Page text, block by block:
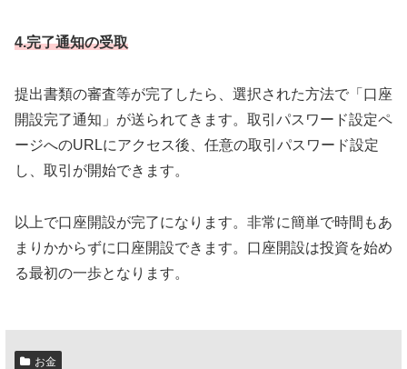
4.完了通知の受取
提出書類の審査等が完了したら、選択された方法で「口座
開設完了通知」が送られてきます。取引パスワード設定ペ
ージへのURLにアクセス後、任意の取引パスワード設定
し、取引が開始できます。
以上で口座開設が完了になります。非常に簡単で時間もあ
まりかからずに口座開設できます。口座開設は投資を始め
る最初の一歩となります。
お金